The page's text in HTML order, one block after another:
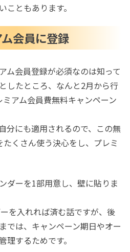
こともあります。
会員に登録
ム会員登録が必須なのは知って
したところ、なんと2月から行
アム会員費無料キャンペーン
分にも適用されるので、この無
くさん使う決心をし、プレミ
ダーを1部用意し、壁に貼りま
を入れれば済む話ですが、後
では、キャンペーン期日やオー
理するためです。